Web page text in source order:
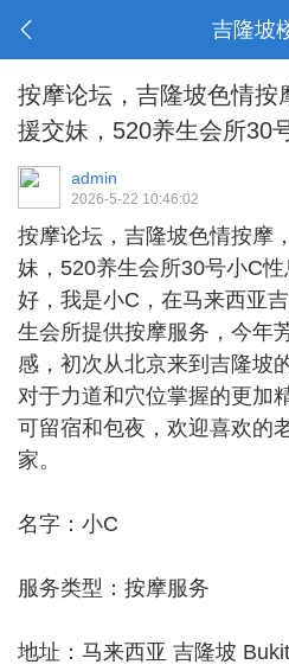
吉隆坡
按摩论坛，吉隆坡色情按
援交妹，520养生会所30
admin
2026-5-22 10:46:02
按摩论坛， 吉隆坡色情按摩
妹，520养生会所30号小C
好，我是小C，在马来西亚
生会所提供按摩服务，今年
感，初次从北京来到吉隆坡
对于力道和穴位掌握的更加
可留宿和包夜，欢迎喜欢的
家。
名字：小C
服务类型：按摩服务
地址：马来西亚 吉隆坡